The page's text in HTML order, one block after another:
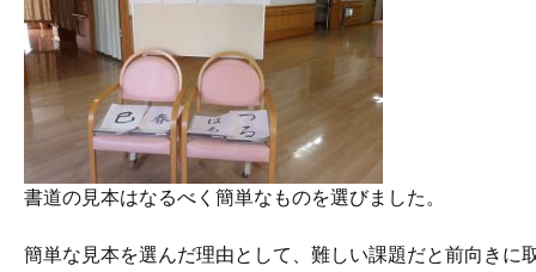
書道の見本はなるべく簡単なものを選びました。
簡単な見本を選んだ理由として、難しい課題だと前向きに